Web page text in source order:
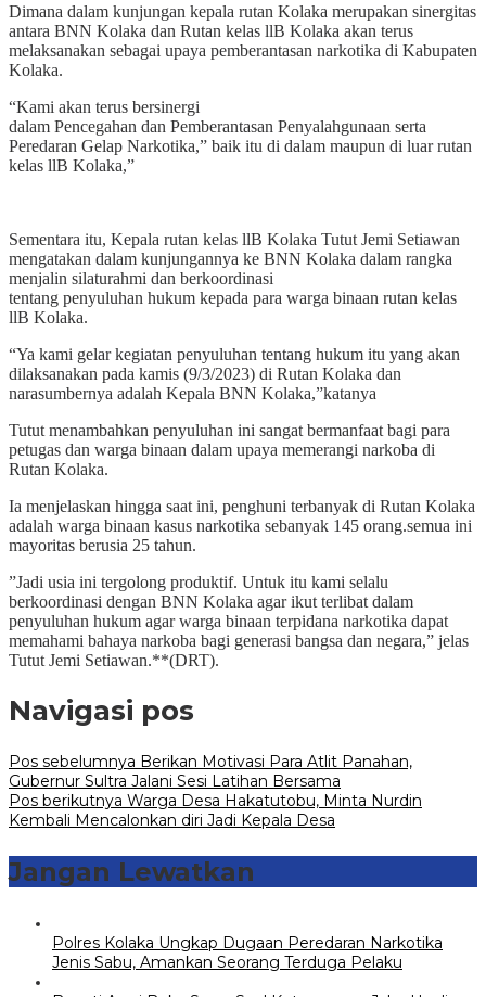
Dimana dalam kunjungan kepala rutan Kolaka merupakan sinergitas
antara BNN Kolaka dan Rutan kelas llB Kolaka akan terus
melaksanakan sebagai upaya pemberantasan narkotika di Kabupaten
Kolaka.
“Kami akan terus bersinergi
dalam Pencegahan dan Pemberantasan Penyalahgunaan serta
Peredaran Gelap Narkotika,” baik itu di dalam maupun di luar rutan
kelas llB Kolaka,”
Sementara itu, Kepala rutan kelas llB Kolaka Tutut Jemi Setiawan
mengatakan dalam kunjungannya ke BNN Kolaka dalam rangka
menjalin silaturahmi dan berkoordinasi
tentang penyuluhan hukum kepada para warga binaan rutan kelas
llB Kolaka.
“Ya kami gelar kegiatan penyuluhan tentang hukum itu yang akan
dilaksanakan pada kamis (9/3/2023) di Rutan Kolaka dan
narasumbernya adalah Kepala BNN Kolaka,”katanya
Tutut menambahkan penyuluhan ini sangat bermanfaat bagi para
petugas dan warga binaan dalam upaya memerangi narkoba di
Rutan Kolaka.
Ia menjelaskan hingga saat ini, penghuni terbanyak di Rutan Kolaka
adalah warga binaan kasus narkotika sebanyak 145 orang.semua ini
mayoritas berusia 25 tahun.
”Jadi usia ini tergolong produktif. Untuk itu kami selalu
berkoordinasi dengan BNN Kolaka agar ikut terlibat dalam
penyuluhan hukum agar warga binaan terpidana narkotika dapat
memahami bahaya narkoba bagi generasi bangsa dan negara,” jelas
Tutut Jemi Setiawan.**(DRT).
Navigasi pos
Pos sebelumnya Berikan Motivasi Para Atlit Panahan,
Gubernur Sultra Jalani Sesi Latihan Bersama
Pos berikutnya Warga Desa Hakatutobu, Minta Nurdin
Kembali Mencalonkan diri Jadi Kepala Desa
Jangan Lewatkan
Polres Kolaka Ungkap Dugaan Peredaran Narkotika
Jenis Sabu, Amankan Seorang Terduga Pelaku